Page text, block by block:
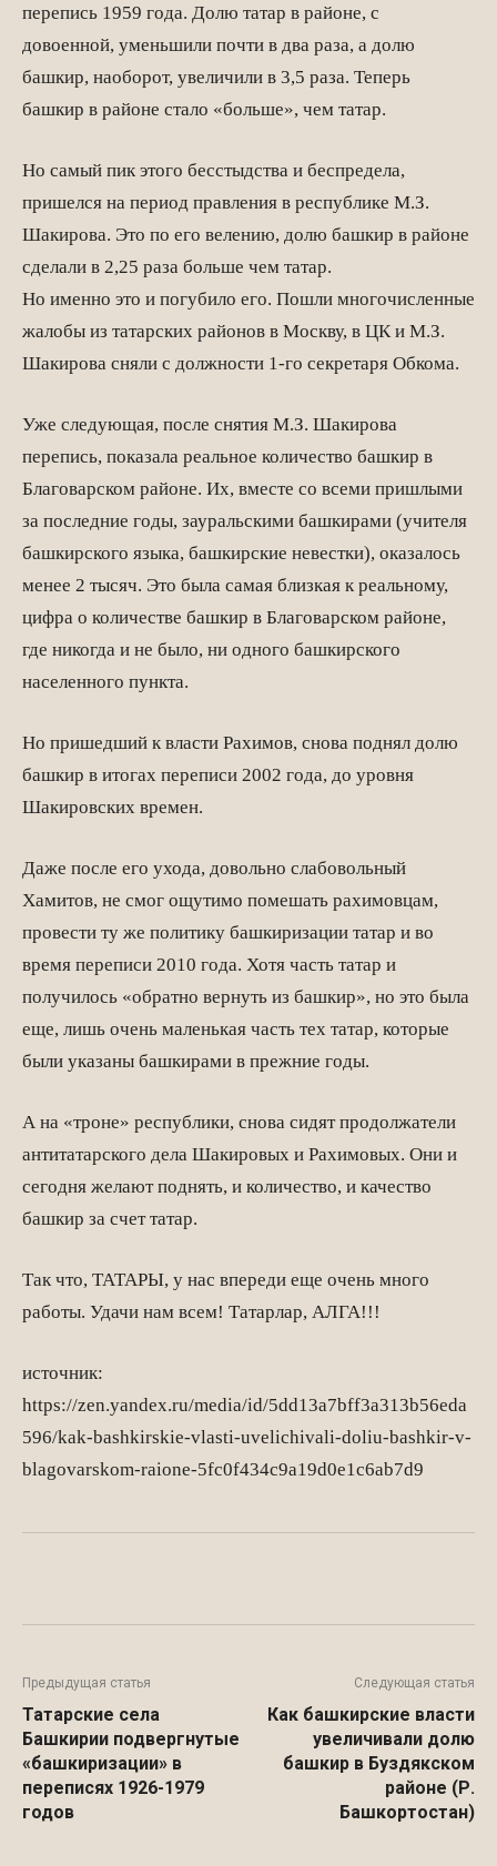
перепись 1959 года. Долю татар в районе, с
довоенной, уменьшили почти в два раза, а долю
башкир, наоборот, увеличили в 3,5 раза. Теперь
башкир в районе стало «больше», чем татар.
Но самый пик этого бесстыдства и беспредела,
пришелся на период правления в республике М.З.
Шакирова. Это по его велению, долю башкир в районе
сделали в 2,25 раза больше чем татар.
Но именно это и погубило его. Пошли многочисленные
жалобы из татарских районов в Москву, в ЦК и М.З.
Шакирова сняли с должности 1-го секретаря Обкома.
Уже следующая, после снятия М.З. Шакирова
перепись, показала реальное количество башкир в
Благоварском районе. Их, вместе со всеми пришлыми
за последние годы, зауральскими башкирами (учителя
башкирского языка, башкирские невестки), оказалось
менее 2 тысяч. Это была самая близкая к реальному,
цифра о количестве башкир в Благоварском районе,
где никогда и не было, ни одного башкирского
населенного пункта.
Но пришедший к власти Рахимов, снова поднял долю
башкир в итогах переписи 2002 года, до уровня
Шакировских времен.
Даже после его ухода, довольно слабовольный
Хамитов, не смог ощутимо помешать рахимовцам,
провести ту же политику башкиризации татар и во
время переписи 2010 года. Хотя часть татар и
получилось «обратно вернуть из башкир», но это была
еще, лишь очень маленькая часть тех татар, которые
были указаны башкирами в прежние годы.
А на «троне» республики, снова сидят продолжатели
антитатарского дела Шакировых и Рахимовых. Они и
сегодня желают поднять, и количество, и качество
башкир за счет татар.
Так что, ТАТАРЫ, у нас впереди еще очень много
работы. Удачи нам всем! Татарлар, АЛГА!!!
источник:
https://zen.yandex.ru/media/id/5dd13a7bff3a313b56eda
596/kak-bashkirskie-vlasti-uvelichivali-doliu-bashkir-v-
blagovarskom-raione-5fc0f434c9a19d0e1c6ab7d9
Предыдущая статья
Татарские села
Башкирии подвергнутые
«башкиризации» в
переписях 1926-1979
годов
Следующая статья
Как башкирские власти
увеличивали долю
башкир в Буздякском
районе (Р.
Башкортостан)